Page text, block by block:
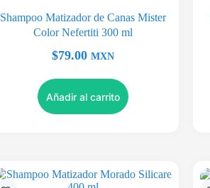
Shampoo Matizador de Canas Mister
Color Nefertiti 300 ml
$79.00 MXN
Añadir al carrito